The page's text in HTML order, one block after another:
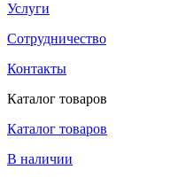
Услуги
Сотрудничество
Контакты
Каталог товаров
Каталог товаров
В наличии